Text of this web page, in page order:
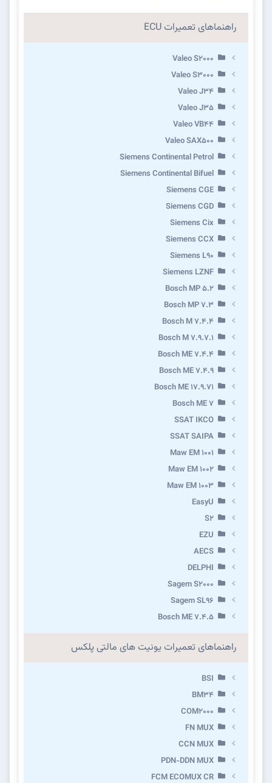
راهنماهای تعمیرات ECU
Valeo S2000
Valeo S3000
Valeo J34
Valeo J35
Valeo VB44
Valeo SAX500
Siemens Continental Petrol
Siemens Continental Bifuel
Siemens CGE
Siemens CGD
Siemens Cix
Siemens CCX
Siemens L90
Siemens LZNF
Bosch MP 5.2
Bosch MP 7.3
Bosch M 7.4.4
Bosch M 7.9.7.1
Bosch ME 7.4.4
Bosch ME 7.4.9
Bosch ME 17.9.71
Bosch ME 7
SSAT IKCO
SSAT SAIPA
Maw EM 1001
Maw EM 1002
Maw EM 1003
EasyU
S2
EZU
AECS
DELPHI
Sagem S2000
Sagem SL96
Bosch ME 7.4.5
راهنماهای تعمیرات یونیت های مالتی پلکس
BSI
BM34
COM2000
FN MUX
CCN MUX
PDN-DDN MUX
FCM ECOMUX CR